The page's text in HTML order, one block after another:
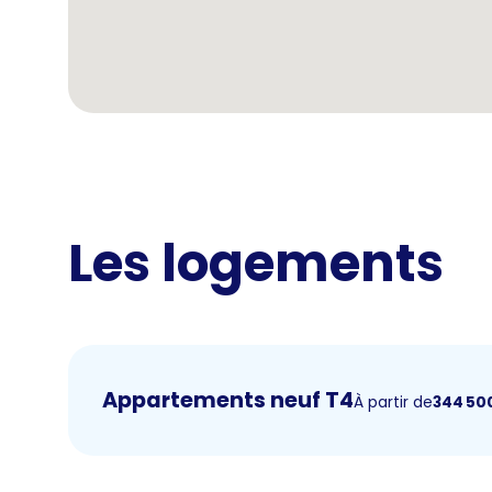
Les logements
Appartements neuf T4À partir de344